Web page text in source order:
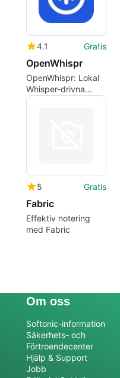
4.1 Gratis
OpenWhispr
OpenWhispr: Lokal
Whisper-drivna
transkription för
5 Gratis
Fabric
Effektiv notering
med Fabric
Om oss
Softonic-information
Säkerhets- och
Förtroendecenter
Hjälp & Support
Jobb